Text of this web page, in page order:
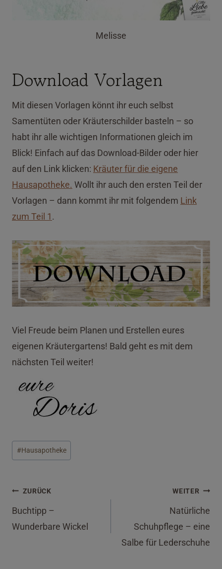
Melisse
Download Vorlagen
Mit diesen Vorlagen könnt ihr euch selbst
Samentüten oder Kräuterschilder basteln – so
habt ihr alle wichtigen Informationen gleich im
Blick! Einfach auf das Download-Bilder oder hier
auf den Link klicken: Kräuter für die eigene
Hausapotheke. Wollt ihr auch den ersten Teil der
Vorlagen – dann kommt ihr mit folgendem Link
zum Teil 1.
Viel Freude beim Planen und Erstellen eures
eigenen Kräutergartens! Bald geht es mit dem
nächsten Teil weiter!
Schlagworte:
#Hausapotheke
Beitragsnavigation
ZURÜCK
Buchtipp –
Wunderbare Wickel
WEITER
Natürliche
Schuhpflege – eine
Salbe für Lederschuhe